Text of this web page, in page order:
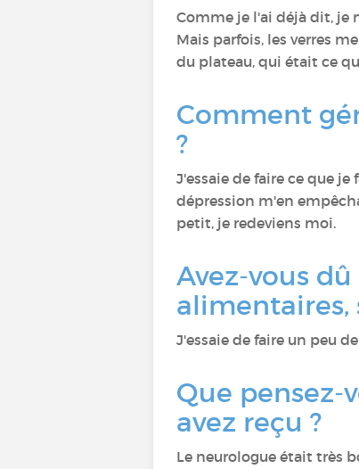
Comme je l'ai déjà dit, je
Mais parfois, les verres
du plateau, qui était ce
Comment
?
J'essaie de faire ce que
dépression m'en
petit, je redeviens moi.
Avez-vous
alimentaires,
J'essaie de faire un peu
Que pensez-
avez reçu ?
Le neurologue était très